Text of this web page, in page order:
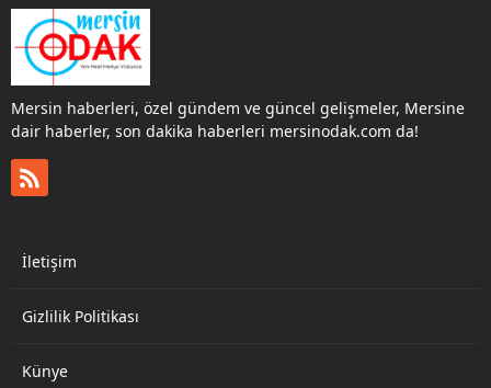
Tarsus’ta değişime gidildi
Ali Boltaç aday oldu.
Yenişehir Belediyesinde
Abdullah Özyiğit,
Mezitli’de Ahmet Serkan
Tuncer, Anamur’da
Durmuş Deniz, Aydıncık
Özkan Kılıçarpa, Bozyazı
Baykal Arıdeniz,
Mersin haberleri, özel gündem ve güncel gelişmeler, Mersine
dair haberler, son dakika haberleri mersinodak.com da!
İletişim
Gizlilik Politikası
Künye